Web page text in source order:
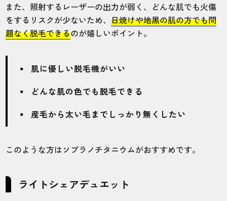
また、照射するレーザーの出力が弱く、どんな肌でも火傷
をするリスクが少ないため、日焼けや地黒の肌の方でも問
題なく脱毛できるのが嬉しいポイント。
肌に優しい脱毛機がいい
どんな肌の色でも脱毛できる
産毛から太い毛までしっかり無くしたい
このような方はソプラノチタニウムがおすすめです。
ライトシェアデュエット